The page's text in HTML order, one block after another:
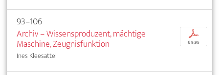
93–106
Archiv – Wissensproduzent, mächtige
Maschine, Zeugnisfunktion
Ines Kleesattel
p
€ 9,95